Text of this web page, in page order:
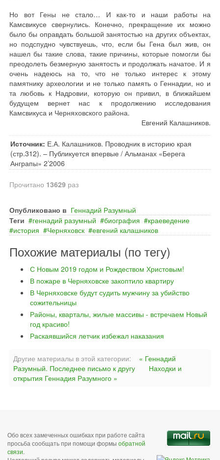
Но вот Гены не стало… И как-то и наши работы на
Камсвикусе свернулись. Конечно, прекращение их можно
было бы оправдать большой занятостью на других объектах,
но подспудно чувствуешь, что, если бы Гена был жив, он
нашел бы такие слова, такие причины, которые помогли бы
преодолеть безмерную занятость и продолжать начатое. И я
очень надеюсь на то, что не только интерес к этому
памятнику археологии и не только память о Геннадии, но и
та любовь к Надровии, которую он привил, в ближайшем
будущем вернет нас к продолжению исследования
Камсвикуса и Черняховского района.
Евгений Калашников.
Источник: Е.А. Калашников. Проводник в историю края
(стр.312). – Публикуется впервые / Альманах «Берега
Анграпы» 2’2006
Прочитано 13629 раз
Опубликовано в Геннадий Разумный
Теги
геннадий разумный биография
краеведение
история
Черняховск евгений калашников
Похожие материалы (по тегу)
С Новым 2019 годом и Рождеством Христовым!
В пожаре в Черняховске закоптило квартиру
В Черняховске будут судить мужчину за убийство
сожительницы
Районы, кварталы, жилые массивы - встречаем Новый
год красиво!
Раскаявшийся летчик избежал наказания
Другие материалы в этой категории:
« Геннадий
Разумный. Последнее письмо к другу
Находки и
открытия Геннадия Разумного »
Обо всех замеченных ошибках при работе сайта
просьба сообщать при помощи формы обратной
связи.